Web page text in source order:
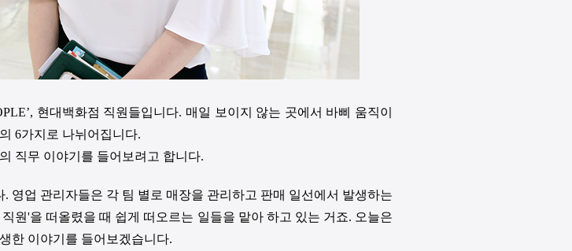
현대백화점 직원들입니다. 매일 보이지 않는 곳에서 바삐 움직이
6가지로 나뉘어집니다.
직무 이야기를 들어보려고 합니다.
영업 관리자들은 각 팀 별로 매장을 관리하고 판매 일선에서 발생하는
원'을 떠올렸을 때 쉽게 떠오르는 일들을 맡아 하고 있는 거죠. 오늘은
한 이야기를 들어보겠습니다.